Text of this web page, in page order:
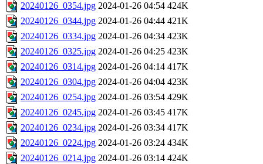
20240126_0354.jpg 2024-01-26 04:54 424K
20240126_0344.jpg 2024-01-26 04:44 421K
20240126_0334.jpg 2024-01-26 04:34 423K
20240126_0325.jpg 2024-01-26 04:25 423K
20240126_0314.jpg 2024-01-26 04:14 417K
20240126_0304.jpg 2024-01-26 04:04 423K
20240126_0254.jpg 2024-01-26 03:54 429K
20240126_0245.jpg 2024-01-26 03:45 417K
20240126_0234.jpg 2024-01-26 03:34 417K
20240126_0224.jpg 2024-01-26 03:24 434K
20240126_0214.jpg 2024-01-26 03:14 424K